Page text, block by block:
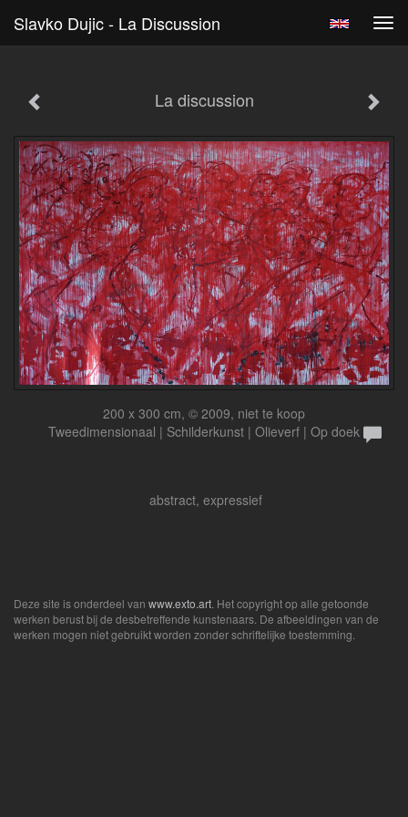
Slavko Dujic - La Discussion
La discussion
200 x 300 cm, © 2009, niet te koop
Tweedimensionaal | Schilderkunst | Olieverf | Op doek
abstract, expressief
Deze site is onderdeel van www.exto.art. Het copyright op alle getoonde
werken berust bij de desbetreffende kunstenaars. De afbeeldingen van de
werken mogen niet gebruikt worden zonder schriftelijke toestemming.